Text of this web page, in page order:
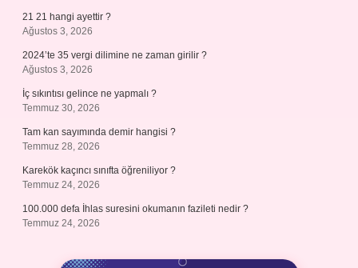
21 21 hangi ayettir ?
Ağustos 3, 2026
2024’te 35 vergi dilimine ne zaman girilir ?
Ağustos 3, 2026
İç sıkıntısı gelince ne yapmalı ?
Temmuz 30, 2026
Tam kan sayımında demir hangisi ?
Temmuz 28, 2026
Karekök kaçıncı sınıfta öğreniliyor ?
Temmuz 24, 2026
100.000 defa İhlas suresini okumanın fazileti nedir ?
Temmuz 24, 2026